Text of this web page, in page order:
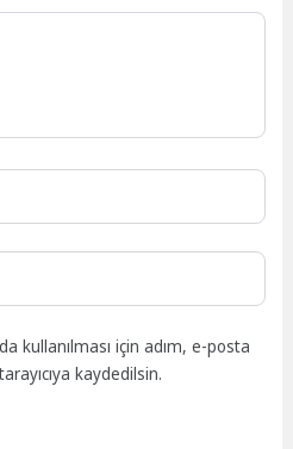
kullanılması için adım, e-posta
kaydedilsin.